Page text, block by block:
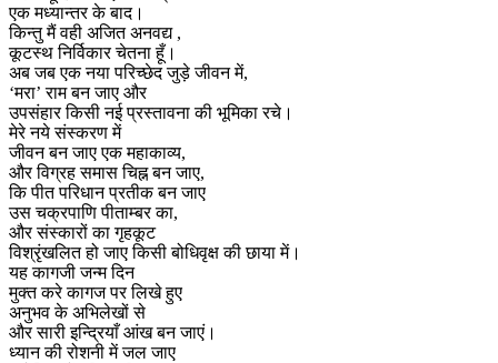
एक मध्यान्तर के बाद।
किन्तु मैं वही अजित अनवद्य ,
कूटस्थ निर्विकार चेतना हूँ।
अब जब एक नया परिच्छेद जुड़े जीवन में,
‘मरा’ राम बन जाए और
उपसंहार किसी नई प्रस्तावना की भूमिका रचे।
मेरे नये संस्करण में
जीवन बन जाए एक महाकाव्य,
और विग्रह समास चिह्न बन जाए,
कि पीत परिधान प्रतीक बन जाए
उस चक्रपाणि पीताम्बर का,
और संस्कारों का गृहकूट
विश्रृंखलित हो जाए किसी बोधिवृक्ष की छाया में।
यह कागजी जन्म दिन
मुक्त करे कागज पर लिखे हुए
अनुभव के अभिलेखों से
और सारी इन्द्रियाँ आंख बन जाएं।
ध्यान की रोशनी में जल जाए